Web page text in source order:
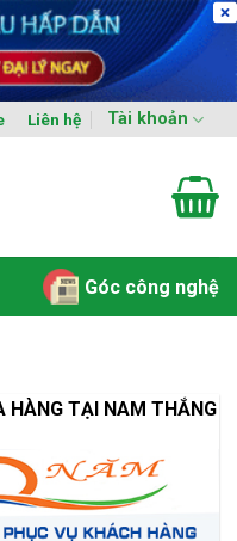
Liên hệ Tài khoản
Góc công nghệ
HÀNG TẠI NAM THẮNG